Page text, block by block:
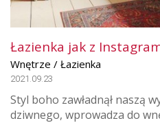
Łazienka jak z
Wnętrze / Łazienka
2021.09.23
Styl boho zawładnął naszą
dziwnego, wprowadza do